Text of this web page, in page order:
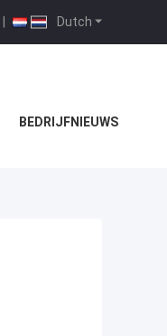
Dutch
|
BEDRIJFNIEUWS